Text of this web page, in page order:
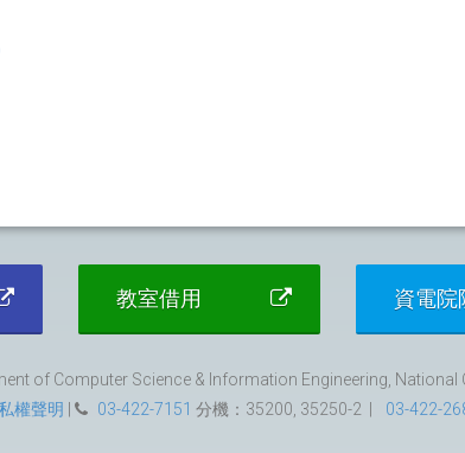
教室借用 資電院
of Computer Science & Information Engineering, National
權聲明 03-422-7151 分機：35200, 35250-2 | 03-422-